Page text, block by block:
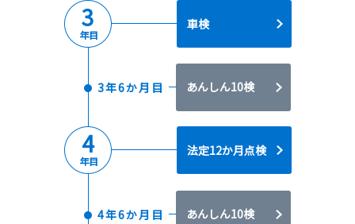
3
年目
車検
3年6か月目 あんしん10検
4
年目
法定12か月点検
4年6か月目 あんしん10検